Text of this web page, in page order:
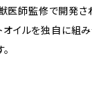
師監修で開発さ
オイルを独自に組